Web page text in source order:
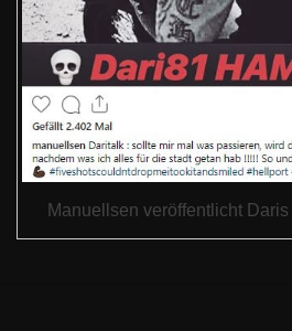
Manuellsen veröffentlicht